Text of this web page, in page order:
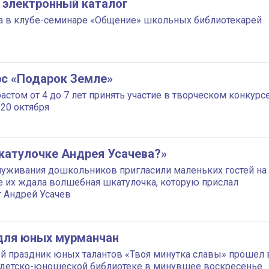
каталог
в клубе-семинаре «Общение» школьных библиотекарей
«Подарок Земле»
от 4 до 7 лет принять участие в творческом
октября
Андрея Усачева?»
дошкольников пригласили маленьких гостей на
их ждала волшебная шкатулочка, которую прислал
Андрей Усачев
юных мурманчан
юных талантов «Твоя минутка славы» прошел
юношеской библиотеке в минувшее воскресенье